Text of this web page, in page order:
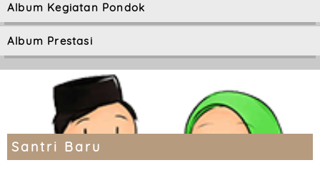
Album Kegiatan Pondok
Album Prestasi
Santri Baru